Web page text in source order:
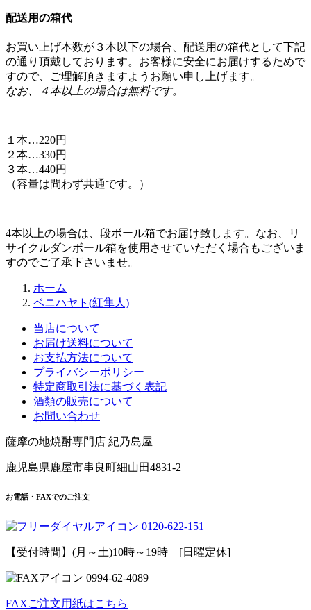
配送用の箱代
お買い上げ本数が３本以下の場合、配送用の箱代として下記
の通り頂戴しております。お客様に安全にお届けするためで
すので、ご理解頂きますようお願い申し上げます。
なお、４本以上の場合は無料です。
１本…220円
２本…330円
３本…440円
（容量は問わず共通です。）
4本以上の場合は、段ボール箱でお届け致します。なお、リ
サイクルダンボール箱を使用させていただく場合もございま
すのでご了承下さいませ。
ホーム
ベニハヤト(紅隼人)
当店について
お届け送料について
お支払方法について
プライバシーポリシー
特定商取引法に基づく表記
酒類の販売について
お問い合わせ
薩摩の地焼酎専門店 紀乃島屋
鹿児島県鹿屋市串良町細山田4831-2
お電話・FAXでのご注文
0120-622-151
【受付時間】(月～土)10時～19時 [日曜定休]
0994-62-4089
FAXご注文用紙はこちら